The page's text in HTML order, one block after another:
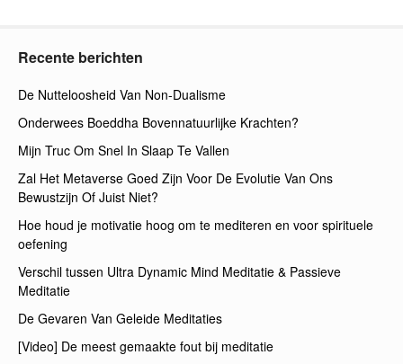
Recente berichten
De Nutteloosheid Van Non-Dualisme
Onderwees Boeddha Bovennatuurlijke Krachten?
Mijn Truc Om Snel In Slaap Te Vallen
Zal Het Metaverse Goed Zijn Voor De Evolutie Van Ons
Bewustzijn Of Juist Niet?
Hoe houd je motivatie hoog om te mediteren en voor spirituele
oefening
Verschil tussen Ultra Dynamic Mind Meditatie & Passieve
Meditatie
De Gevaren Van Geleide Meditaties
[Video] De meest gemaakte fout bij meditatie